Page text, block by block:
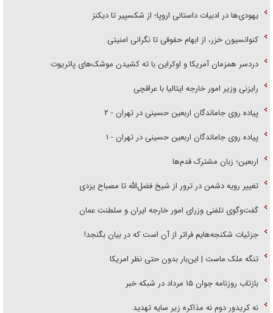
یهودی‌ها در ادبیات داستانی اروپا؛ از شکسپیر تا دیکنز
کنوانسیون خزر، از ابهام حقوقی تا نگرانی امنیتی
دردسر همزمان آمریکا و اوکراین با ته کشیدن موشک‌های پاتریوت
رایزنی وزیر امور خارجه ایتالیا با عراقچی
پیاده روی جاماندگان اربعین حسینی در تهران - ۲
پیاده روی جاماندگان اربعین حسینی در تهران - ۱
اربعین؛ زبان مشترک قدم‌ها
تغییر رویه دشمن در ترور از شیخ فضل‌الله تا مصباح یزدی
گفت‌وگوی تلفنی وزرای امور خارجه ایران و سلطنت عمان
جزئیات شکنجه‌هایم فراتر از آن است که در بیان بگنجد!
تنگه ملک ماست | این‌بار بدون حتی نظر امریکا
بازتاب روزنامه جوان ۱۵ مرداد در شبکه خبر
نه کریدور دوم نه مذاکره زیر سایه تهدید